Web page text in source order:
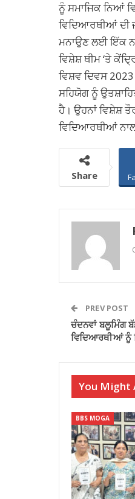
ਨੂੰ ਸਮਾਜਿਕ ਨਿਆਂ
ਵਿਦਿਆਰਥੀਆਂ ਦੀ
ਮਨਾਉਣ ਲਈ ਇੱਕ
ਵਿਸ਼ੇਸ਼ ਥੀਮ ‘ਤੇ
ਵਿਸ਼ਵ ਦਿਵਸ
ਸਹਿਯੋਗ ਨੂੰ
ਹੈ। ਉਹਨਾਂ ਵਿਸ਼ੇਸ਼
ਵਿਦਿਆਰਥੀਆਂ ਨਾਲ
Share
PREV POST
ਚੰਦਨਵਾਂ ਬਲੂਮਿੰਗ
ਵਿਦਿਆਰਥੀਆਂ ਨੂੰ
You Might
BBS MOGA